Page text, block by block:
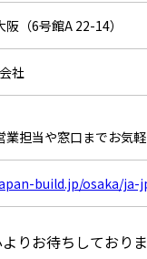
（6号館A 22-14）
社
担当や窓口までお気軽
build.jp/osaka/ja-
りお待ちしておりま